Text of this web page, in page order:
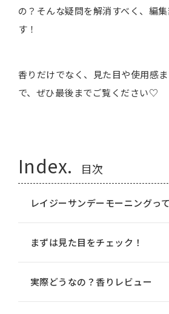
の？そんな疑問を解消すべく、編
す！
香りだけでなく、見た目や使用感
で、ぜひ最後までご覧ください♡
Index. 目次
レイジーサンデーモーニングっ
まずは見た目をチェック！
実際どうなの？香りレビュー